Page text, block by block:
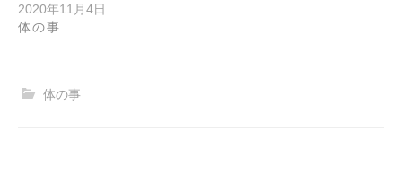
2020年11月4日
体の事
体の事